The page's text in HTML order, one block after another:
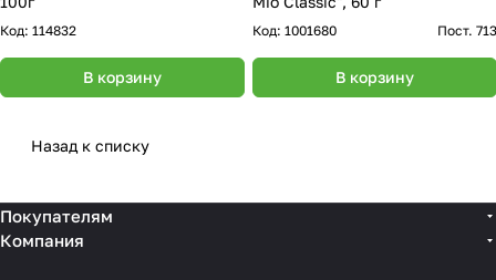
Код: 114832
В корзину
Код: 1001680 Пост. 713
В корзину
Назад к списку
Покупателям
Компания